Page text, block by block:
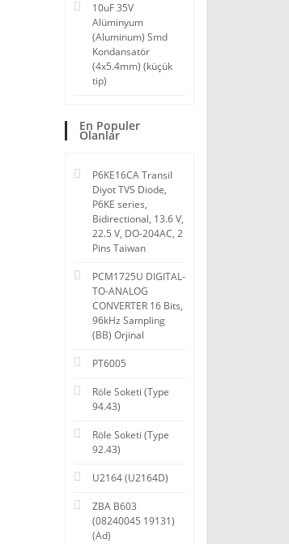
10uF 35V
Alüminyum
(Aluminum) Smd
Kondansatör
(4x5.4mm) (küçük
tip)
En Populer
Olanlar
P6KE16CA Transil
Diyot TVS Diode,
P6KE series,
Bidirectional, 13.6 V,
22.5 V, DO-204AC, 2
Pins Taiwan
PCM1725U DIGITAL-
TO-ANALOG
CONVERTER 16 Bits,
96kHz Sampling
(BB) Orjinal
PT6005
Röle Soketi (Type
94.43)
Röle Soketi (Type
92.43)
U2164 (U2164D)
ZBA B603
(08240045 19131)
(Ad)